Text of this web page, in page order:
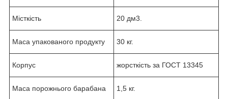
Місткість 20 дм3.
Маса упакованого продукту 30 кг.
Корпус жорсткість за ГОСТ 13345
Маса порожнього барабана 1,5 кг.